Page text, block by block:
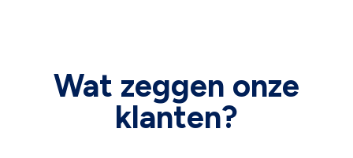
Wat zeggen onze
klanten?